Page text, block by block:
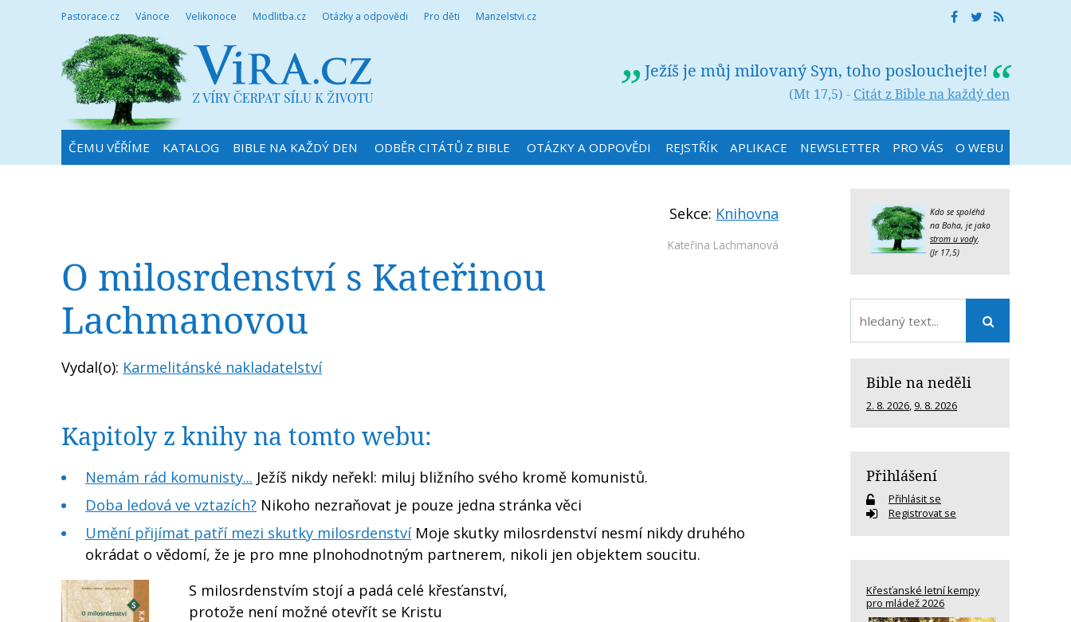
Pastorace.cz Vánoce Velikonoce Modlitba.cz Otázky a odpovědi Pro děti Manzelstvi.cz
Ježíš je můj milovaný Syn, toho poslouchejte!
(Mt 17,5) - Citát z Bible na každý den
ČEMU VĚŘÍME KATALOG BIBLE NA KAŽDÝ DEN ODBĚR CITÁTŮ Z BIBLE OTÁZKY A ODPOVĚDI REJSTŘÍK APLIKACE NEWSLETTER PRO VÁS O WEBU
Sekce: Knihovna
Kateřina Lachmanová
O milosrdenství s Kateřinou
Lachmanovou
Vydal(o): Karmelitánské nakladatelství
Kapitoly z knihy na tomto webu:
Nemám rád komunisty... Ježíš nikdy neřekl: miluj bližního svého kromě komunistů.
Doba ledová ve vztazích? Nikoho nezraňovat je pouze jedna stránka věci
Umění přijímat patří mezi skutky milosrdenstvíMoje skutky milosrdenství nesmí nikdy druhého
okrádat o vědomí, že je pro mne plnohodnotným partnerem, nikoli jen objektem soucitu.
S milosrdenstvím stojí a padá celé křesťanství,
protože není možné otevřít se Kristu
Kdo se spoléhá
na Boha, je jako
strom u vody.
(Jr 17,5)
Bible na neděli
2. 8. 2026, 9. 8. 2026
Přihlášení
Přihlásit se
Registrovat se
Křesťanské letní kempy
pro mládež 2026